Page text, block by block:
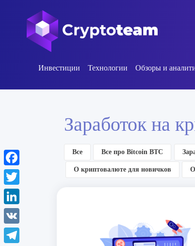
Инвестиции Технологии Обзоры и
Заработок на
Все Все про Bitcoin BTC
О криптовалюте для новичков О
Facebook
Twitter
LinkedIn
VK